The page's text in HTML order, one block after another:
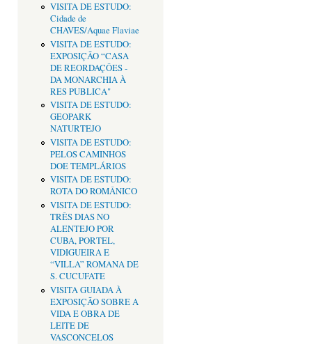
VISITA DE ESTUDO:
Cidade de
CHAVES/Aquae Flaviae
VISITA DE ESTUDO:
EXPOSIÇÃO “CASA
DE REORDAÇÔES -
DA MONARCHIA À
RES PUBLICA"
VISITA DE ESTUDO:
GEOPARK
NATURTEJO
VISITA DE ESTUDO:
PELOS CAMINHOS
DOE TEMPLÁRIOS
VISITA DE ESTUDO:
ROTA DO ROMÂNICO
VISITA DE ESTUDO:
TRÊS DIAS NO
ALENTEJO POR
CUBA, PORTEL,
VIDIGUEIRA E
“VILLA” ROMANA DE
S. CUCUFATE
VISITA GUIADA À
EXPOSIÇÃO SOBRE A
VIDA E OBRA DE
LEITE DE
VASCONCELOS